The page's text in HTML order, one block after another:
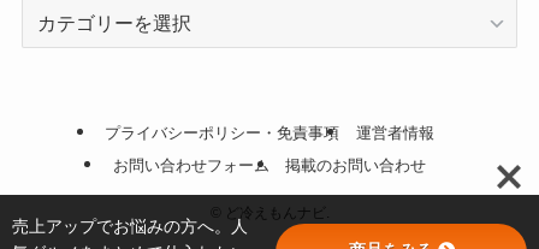
プライバシーポリシー・免責事項
運営者情報
お問い合わせフォーム
掲載のお問い合わせ
ど冷えもんナビ.
売上アップでお悩みの方へ。人